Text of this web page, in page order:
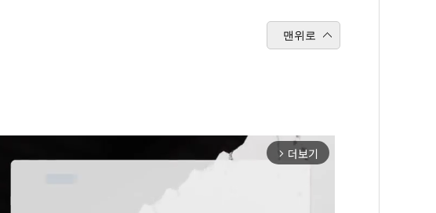
맨위로
arrow_forward_ios 더보기